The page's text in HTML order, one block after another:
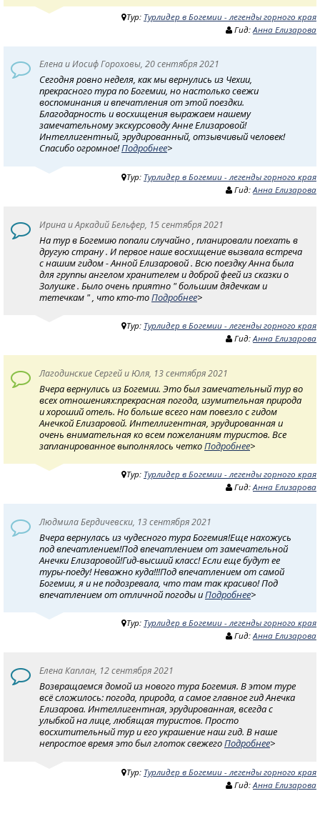
Тур: Турлидер в Богемии - легенды горного края
Гид: Анна Елизарова
Елена и Иосиф Гороховы, 20 сентября 2021
Сегодня ровно неделя, как мы вернулись из Чехии,
прекрасного тура по Богемии, но настолько свежи
воспоминания и впечатления от этой поездки.
Благодарность и восхищения выражаем нашему
замечательному экскурсоводу Анне Елизаровой!
Интеллигентный, эрудированный, отзывчивый человек!
Спасибо огромное!Подробнее>
Тур: Турлидер в Богемии - легенды горного края
Гид: Анна Елизарова
Ирина и Аркадий Бельфер, 15 сентября 2021
На тур в Богемию попали случайно , планировали поехать в
другую страну . И первое наше восхищение вызвала встреча
с нашим гидом - Анной Елизаровой . Всю поездку Анна была
для группы ангелом хранителем и доброй феей из сказки о
Золушке . Было очень приятно " большим дядечкам и
тетечкам " , что кто-тоПодробнее>
Тур: Турлидер в Богемии - легенды горного края
Гид:Анна Елизарова
Лагодинские Сергей и Юля, 13 сентября 2021
Вчера вернулись из Богемии. Это был замечательный тур во
всех отношениях:прекрасная погода, изумительная природа
и хороший отель. Но больше всего нам повезло с гидом
Анечкой Елизаровой. Интеллигентная, эрудированная и
очень внимательная ко всем пожеланиям туристов. Все
запланированное выполнялось четкоПодробнее>
Тур: Турлидер в Богемии - легенды горного края
Гид:Анна Елизарова
Людмила Бердичевски, 13 сентября 2021
Вчера вернулась из чудесного тура Богемия!Еще нахожусь
под впечатлением!Под впечатлением от замечательной
Анечки Елизаровой!Гид-высший класс! Если еще будут ее
туры-поеду! Неважно куда!!!Под впечатлением от самой
Богемии, я и не подозревала, что там так красиво! Под
впечатлением от отличной погоды иПодробнее>
Тур: Турлидер в Богемии - легенды горного края
Гид:Анна Елизарова
Елена Каплан, 12 сентября 2021
Возвращаемся домой из нового тура Богемия. В этом туре
всё сложилось: погода, природа, а самое главное гид Анечка
Елизарова. Интеллигентная, эрудированная, всегда с
улыбкой на лице, любящая туристов. Просто
восхитительный тур и его украшение наш гид. В наше
непростое время это был глоток свежегоПодробнее>
Тур: Турлидер в Богемии - легенды горного края
Гид: Анна Елизарова